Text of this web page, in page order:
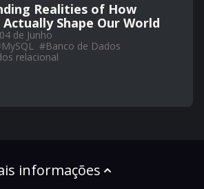
Realities of How
Shape Our World
de Junho
MySQL #Banco de Dados
relacional
informações